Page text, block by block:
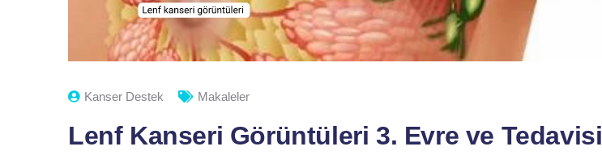
Kanser Destek Makaleler
Lenf Kanseri Görüntüleri 3. Evre ve Tedavisi